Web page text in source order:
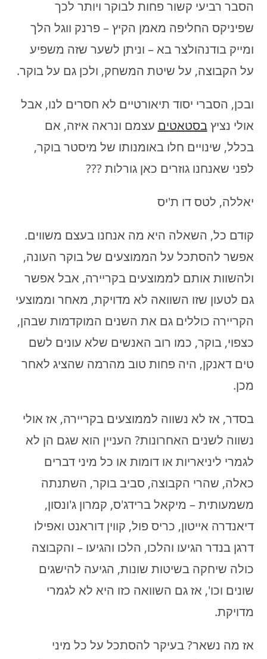
הסבר רביעי קשור פחות לבוקר ויותר לכך
שפיניקס החליפה מאמן הקיץ – פרנק ווגל הלך
ומייק בודנהולצר בא – וניתן לשער שזה משפיע
על הקבוצה, על שיטת המשחק, ולכן גם על בוקר.
ובכן, הסברי יסוד תיאורטיים לא חסרים לנו, אבל
אולי נציץבסטאטים עצמם ונראה איזה, אם
בכלל, שינויים חלו באומנותו של מיסטר בוקר,
לפני שאנחנו גוזרים כאן גורלות ???
יאללה, לטס דו ת'יס
קודם כל, השאלה היא מה אנחנו בעצם משווים.
אפשר להסתכל על הממוצעים של בוקר העונה,
ולהשוות אותם לממוצעים בקריירה, אבל אפשר
גם לטעון שזו השוואה לא מדויקת, מאחר וממוצעי
הקריירה כוללים גם את השנים המוקדמות שבהן,
כצפוי, בוקר, כמו רוב האנשים שלא עונים לשם
טים דאנקן, היה פחות טוב מהרמה שהציג לאחר
מכן.
בסדר, אז לא נשווה לממוצעים בקריירה, אז אולי
נשווה לשנים האחרונות? העניין הוא שגם הן לא
לגמרי ליניאריות או דומות או כל מיני דברים
כאלה, שהרי הקבוצה, סביב בוקר, השתנתה
משמעותית – מיקאל ברידג'ס, קמרון ג'ונסון,
דיאנדרה אייטון, כריס פול, קווין דוראנט ואפילו
דרגן בנדר הגיעו והלכו, הלכו והגיעו – והקבוצה
כולה שיחקה בשיטות שונות, הגיעה להישגים
שונים וכו', אז גם השוואה כזו היא לא לגמרי
מדויקת.
אז מה נשאר? בעיקר להסתכל על כל מיני